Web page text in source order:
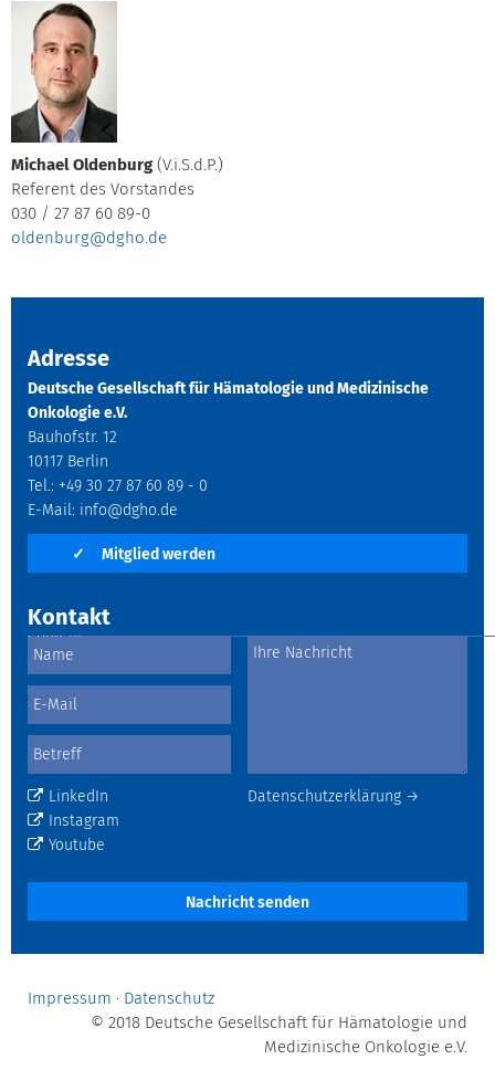
Michael Oldenburg (V.i.S.d.P.)
Referent des Vorstandes
030 / 27 87 60 89-0
oldenburg@dgho.de
Adresse
Deutsche Gesellschaft für Hämatologie und Medizinische
Onkologie e.V.
Bauhofstr. 12
10117 Berlin
Tel.: +49 30 27 87 60 89 - 0
E-Mail: info@dgho.de
✓ Mitglied werden
Kontakt
Datenschutzerklärung →
LinkedIn
Instagram
Youtube
Nachricht senden
Impressum · Datenschutz
© 2018 Deutsche Gesellschaft für Hämatologie und
Medizinische Onkologie e.V.